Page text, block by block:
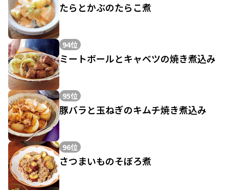
たらとかぶのたらこ煮
94位
ミートボールとキャベツの焼き煮込み
95位
豚バラと玉ねぎのキムチ焼き煮込み
96位
さつまいものそぼろ煮